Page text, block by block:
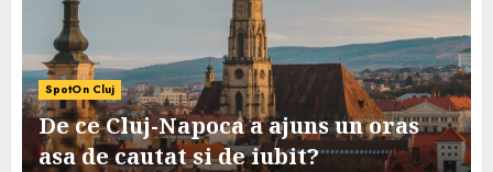
SpotOn Cluj
De ce Cluj-Napoca a ajuns un oras
asa de cautat si de iubit?